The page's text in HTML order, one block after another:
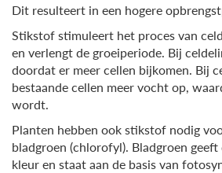
Dit resulteert in een hogere
Stikstof stimuleert het proces van
en verlengt de groeiperiode. Bij
doordat er meer cellen bijkomen. Bij
bestaande cellen meer vocht op,
wordt.
Planten hebben ook stikstof nodig
bladgroen (chlorofyl). Bladgroen
kleur en staat aan de basis van